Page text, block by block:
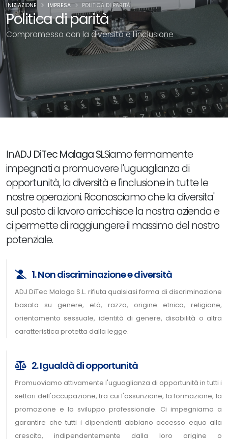
Politica di parità
Compromesso con la diversità e l'inclusione
INIZIAZIONE IMPRESA POLITICA DI PARITÀ
InADJ DiTec Malaga SLSiamo fermamente
impegnati a promuovere l'uguaglianza di
opportunità, la diversità e l'inclusione in tutte le
nostre operazioni. Riconosciamo che la diversita'
sul posto di lavoro arricchisce la nostra azienda e
ci permette di raggiungere il massimo del nostro
potenziale.
1. Non discriminazione e diversità
ADJ DiTec Malaga S.L. rifiuta qualsiasi forma di discriminazione
basata su genere, età, razza, origine etnica, religione,
orientamento sessuale, identità di genere, disabilità o altra
caratteristica protetta dalla legge.
2. Igualdà di opportunità
Promuoviamo attivamente l'uguaglianza di opportunità in tutti i
settori dell'occupazione, tra cui l'assunzione, la formazione, la
promozione e lo sviluppo professionale. Ci impegniamo a
garantire che tutti i dipendenti abbiano accesso equo alla
crescita, indipendentemente dalla loro origine o